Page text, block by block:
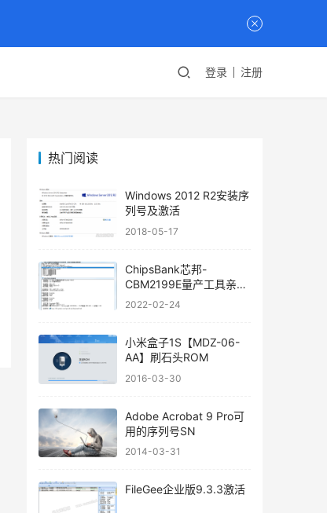
登录 注册
热门阅读
Windows 2012 R2安装序
列号及激活
2018-05-17
ChipsBank芯邦-
CBM2199E量产工具亲测
可用
2022-02-24
小米盒子1S【MDZ-06-
AA】刷石头ROM
2016-03-30
Adobe Acrobat 9 Pro可
用的序列号SN
2014-03-31
FileGee企业版9.3.3激活